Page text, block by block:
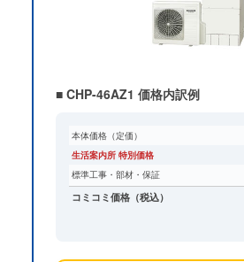
■ CHP-46AZ1 価格内訳例
本体価格（定価）
生活案内所 特別価格
標準工事・部材・保証
コミコミ価格（税込）